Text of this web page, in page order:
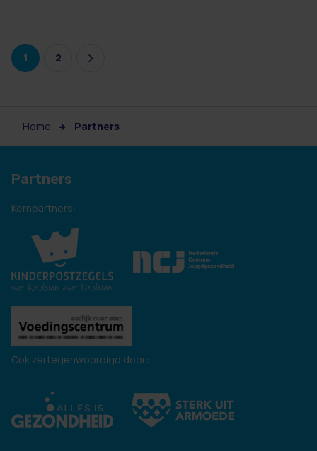
1 2
Home Partners
Partners
Kernpartners:
Ook vertegenwoordigd door: